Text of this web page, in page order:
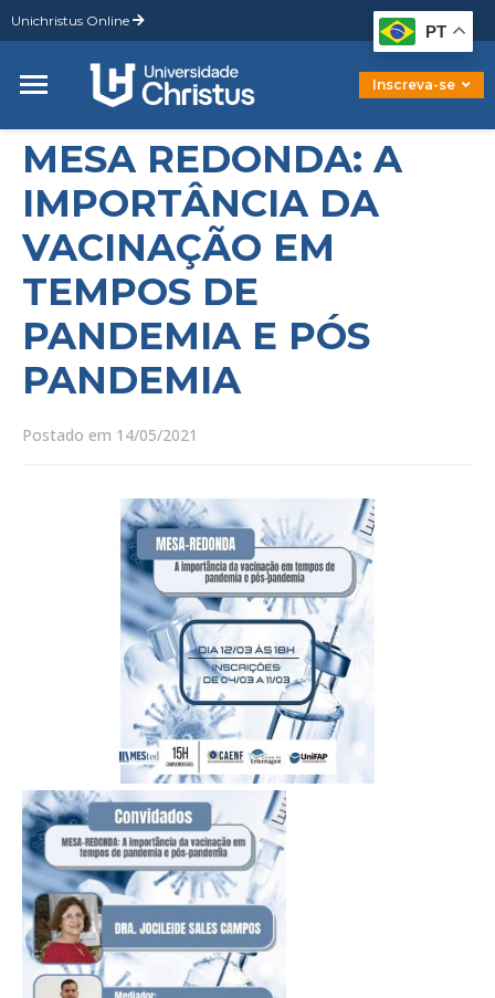
Unichristus Online
Inscreva-se
Graduação
Pós-Graduação
Mestrado
Doutorado
MESA REDONDA: A
IMPORTÂNCIA DA
VACINAÇÃO EM
TEMPOS DE
PANDEMIA E PÓS
PANDEMIA
Postado em 14/05/2021
PT